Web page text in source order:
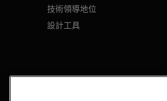
技術領導地位
設計工具